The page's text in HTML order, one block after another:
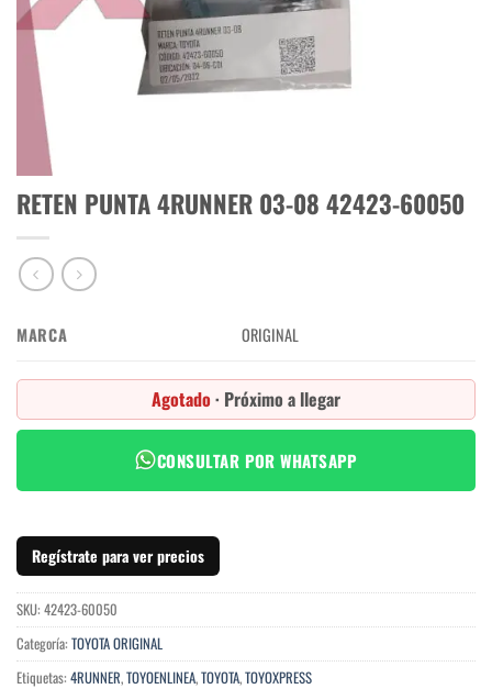
RETEN PUNTA 4RUNNER 03-08 42423-60050
MARCA ORIGINAL
Agotado · Próximo a llegar
CONSULTAR POR WHATSAPP
Regístrate para ver precios
SKU: 42423-60050
Categoría: TOYOTA ORIGINAL
Etiquetas: 4RUNNER,TOYOENLINEA,TOYOTA,TOYOXPRESS